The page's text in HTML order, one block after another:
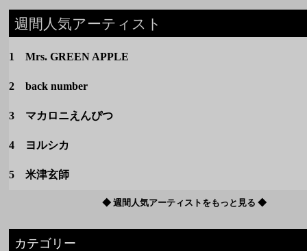
週間人気アーティスト
1 Mrs. GREEN APPLE
2 back number
3 マカロニえんぴつ
4 ヨルシカ
5 米津玄師
◆ 週間人気アーティストをもっと見る ◆
カテゴリー